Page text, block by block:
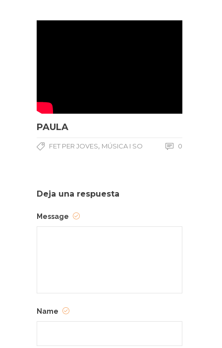
PAULA
FET PER JOVES, MÚSICA I SO 0
Deja una respuesta
Message
Name